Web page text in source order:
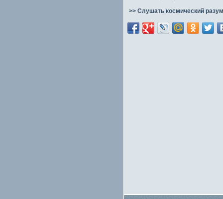
>> Слушать космический